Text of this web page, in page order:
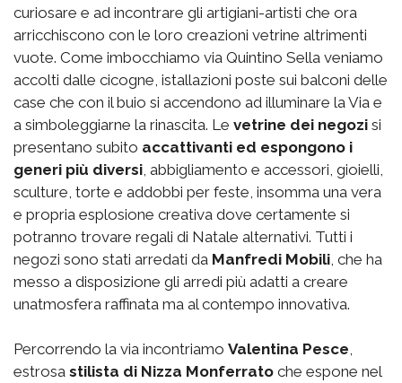
curiosare e ad incontrare gli artigiani-artisti che ora
arricchiscono con le loro creazioni vetrine altrimenti
vuote. Come imbocchiamo via Quintino Sella veniamo
accolti dalle cicogne, istallazioni poste sui balconi delle
case che con il buio si accendono ad illuminare la Via e
a simboleggiarne la rinascita. Le vetrine dei negozi si
presentano subito accattivanti ed espongono i
generi più diversi , abbigliamento e accessori, gioielli,
sculture, torte e addobbi per feste, insomma una vera
e propria esplosione creativa dove certamente si
potranno trovare regali di Natale alternativi. Tutti i
negozi sono stati arredati da Manfredi Mobili , che ha
messo a disposizione gli arredi più adatti a creare
unatmosfera raffinata ma al contempo innovativa.
Percorrendo la via incontriamo Valentina Pesce
estrosa stilista di Nizza Monferrato che espone nel